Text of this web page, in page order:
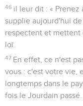
46 il leur dit : «
supplie aujourd'hui
respectent et mettent
loi.
47 En effet, ce n'est
vous : c'est votre vie,
longtemps dans le
fois le Jourdain passé.